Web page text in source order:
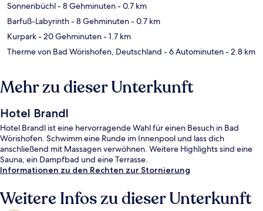
Sonnenbüchl- 8 Gehminuten- 0.7 km
Barfuß-Labyrinth- 8 Gehminuten- 0.7 km
Kurpark- 20 Gehminuten- 1.7 km
Therme von Bad Wörishofen, Deutschland - 6 Autominuten- 2.8 km
Mehr zu dieser Unterkunft
Hotel Brandl
Hotel Brandl ist eine hervorragende Wahl für einen Besuch in Bad
Wörishofen. Schwimm eine Runde im Innenpool und lass dich
anschließend mit Massagen verwöhnen. Weitere Highlights sind eine
Sauna, ein Dampfbad und eine Terrasse.
Informationen zu den Rechten zur Stornierung
Weitere Infos zu dieser Unterkunft